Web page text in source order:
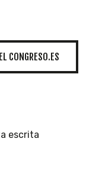
CONGRESO.ES
escrita